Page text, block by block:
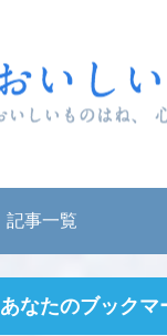
記事一覧
あなたのブックマ